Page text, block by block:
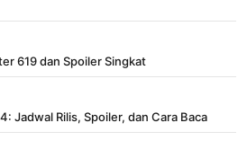
619 dan Spoiler Singkat
Jadwal Rilis, Spoiler, dan Cara Baca